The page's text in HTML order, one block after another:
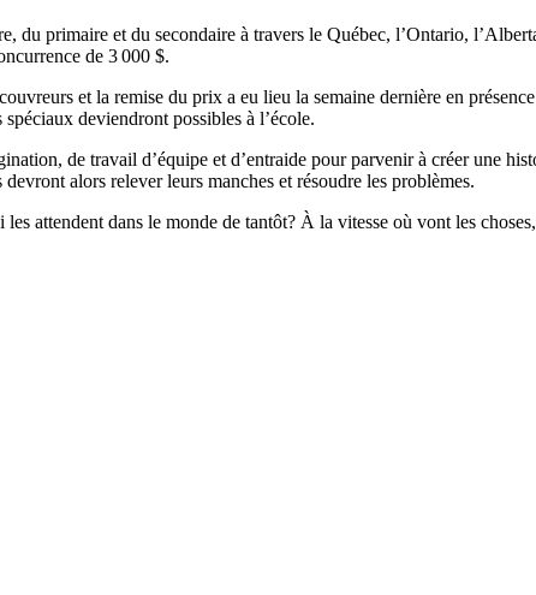
du primaire et du secondaire à travers le Québec, l’Ontario,
de 3 000 $.
et la remise du prix a eu lieu la semaine dernière en
deviendront possibles à l’école.
de travail d’équipe et d’entraide pour parvenir à créer une
alors relever leurs manches et résoudre les problèmes.
attendent dans le monde de tantôt? À la vitesse où vont les